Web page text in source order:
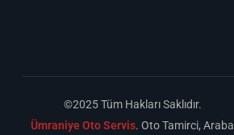
©2025 Tüm Hakları Saklıdır.
Ümraniye Oto Servis. Oto Tamirci, Araba